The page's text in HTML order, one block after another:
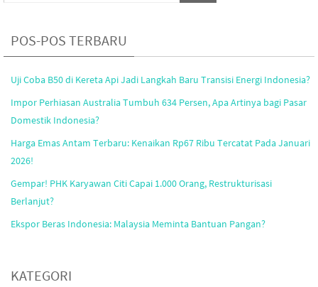
POS-POS TERBARU
Uji Coba B50 di Kereta Api Jadi Langkah Baru Transisi Energi Indonesia?
Impor Perhiasan Australia Tumbuh 634 Persen, Apa Artinya bagi Pasar
Domestik Indonesia?
Harga Emas Antam Terbaru: Kenaikan Rp67 Ribu Tercatat Pada Januari
2026!
Gempar! PHK Karyawan Citi Capai 1.000 Orang, Restrukturisasi
Berlanjut?
Ekspor Beras Indonesia: Malaysia Meminta Bantuan Pangan?
KATEGORI